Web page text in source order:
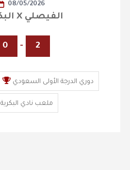
08/05/2026
البكيرية X الفيصلي
0 - 2
دوري الدرجة الأولى السعودي
ملعب نادي البكرية